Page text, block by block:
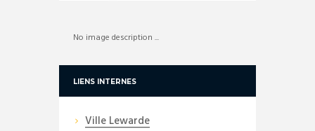
No image description ...
LIENS INTERNES
Ville Lewarde